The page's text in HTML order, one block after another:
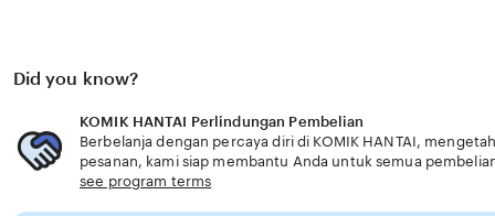
Did you know?
KOMIK HANTAI Perlindungan Pembelian
Berbelanja dengan percaya diri di KOMIK HANTAI,
pesanan, kami siap membantu Anda untuk semua
see program terms